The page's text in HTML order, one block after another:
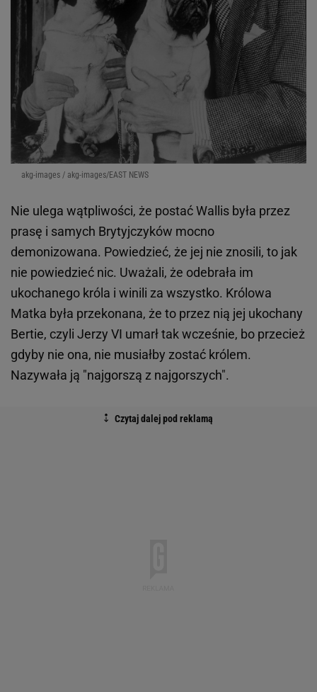
akg-images / akg-images/EAST NEWS
Nie ulega wątpliwości, że postać Wallis była przez
prasę i samych Brytyjczyków mocno
demonizowana. Powiedzieć, że jej nie znosili, to jak
nie powiedzieć nic. Uważali, że odebrała im
ukochanego króla i winili za wszystko. Królowa
Matka była przekonana, że to przez nią jej ukochany
Bertie, czyli Jerzy VI umarł tak wcześnie, bo przecież
gdyby nie ona, nie musiałby zostać królem.
Nazywała ją "najgorszą z najgorszych".